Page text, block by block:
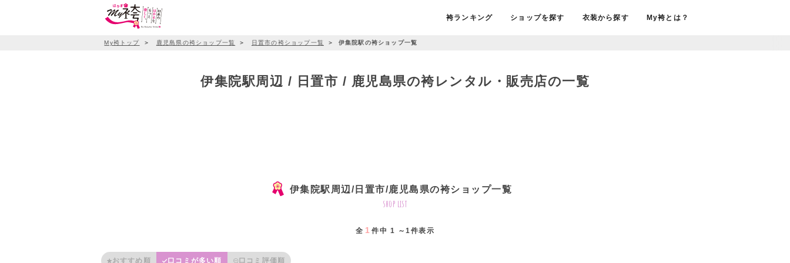
袴ランキング ショップを探す 衣装から探す My袴とは？
My袴トップ ＞ 鹿児島県の袴ショップ一覧 ＞ 日置市の袴ショップ一覧 ＞ 伊集院駅の袴ショップ一覧
伊集院駅周辺 / 日置市 / 鹿児島県の袴レンタル・販売店の一覧
伊集院駅周辺/日置市/鹿児島県の袴ショップ一覧
shop list
全 1 件中 1 ～1件表示
おすすめ順 口コミが多い順 口コミ評価順